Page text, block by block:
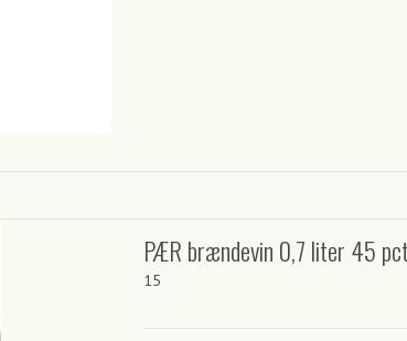
PÆR brændevin 0,7 liter 45 pct
15